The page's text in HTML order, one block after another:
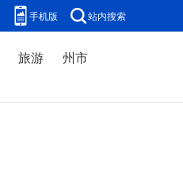
手机版 站内搜索
旅游
州市